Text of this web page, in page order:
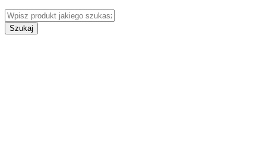
Szukaj